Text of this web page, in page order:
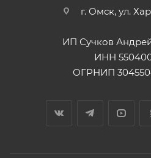
г. Омск, ул.
ИП Сучков
ИНН
ОГРНИП